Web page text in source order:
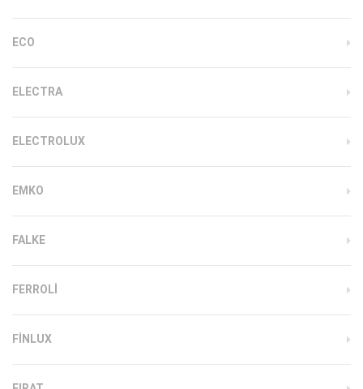
ECO
ELECTRA
ELECTROLUX
EMKO
FALKE
FERROLI
FINLUX